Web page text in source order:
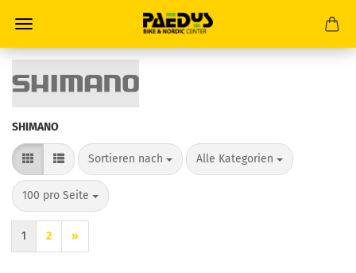
SHIMANO
Sortieren nach
Sortieren nach Alle Kategorien
pro Seite
100 pro Seite
pro Seite
1 2 »